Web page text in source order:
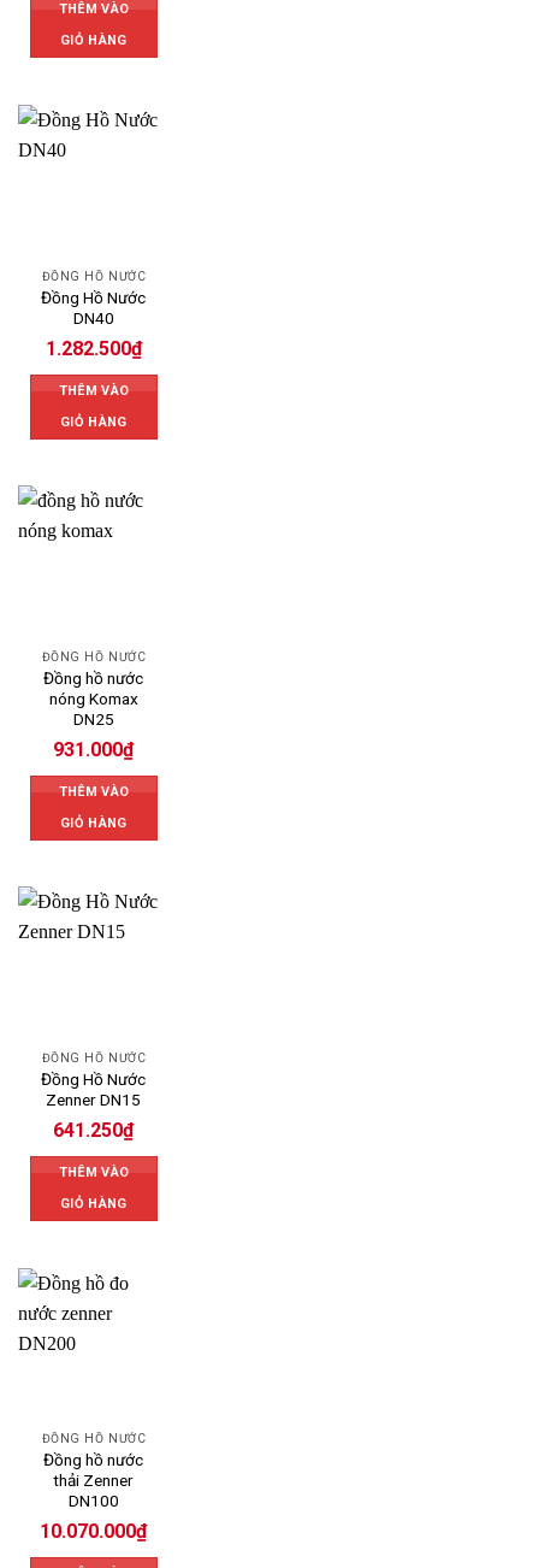
THÊM VÀO
GIỎ HÀNG
ĐỒNG HỒ NƯỚC
Đồng Hồ Nước
DN40
1.282.500₫
THÊM VÀO
GIỎ HÀNG
ĐỒNG HỒ NƯỚC
Đồng hồ nước
nóng Komax
DN25
931.000₫
THÊM VÀO
GIỎ HÀNG
ĐỒNG HỒ NƯỚC
Đồng Hồ Nước
Zenner DN15
641.250₫
THÊM VÀO
GIỎ HÀNG
ĐỒNG HỒ NƯỚC
Đồng hồ nước
thải Zenner
DN100
10.070.000₫